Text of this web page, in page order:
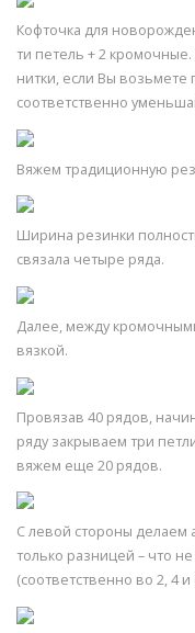
Кофточка для
ти петель + 2
нитки, если Вы
соответственно
Вяжем традиционную
Ширина резинки
связала четыре ряда.
Далее, между
вязкой.
Провязав 40 рядов,
ряду закрываем три
вяжем еще 20 рядов.
С левой стороны делаем
только разницей – что
(соответственно во 2, 4 и